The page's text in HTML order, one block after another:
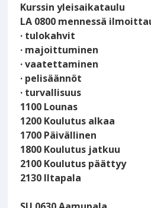
Kurssin yleisaikataulu
LA 0800 mennessä
· tulokahvit
· majoittuminen
· vaatettaminen
· pelisäännöt
· turvallisuus
1100 Lounas
1200 Koulutus alkaa
1700 Päivällinen
1800 Koulutus jatkuu
2100 Koulutus päättyy
2130 Iltapala